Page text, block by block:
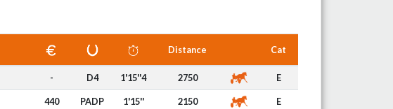
Distance Cat
- D4 1'15''4 2750 E
440 PADP 1'15'' 2150 E